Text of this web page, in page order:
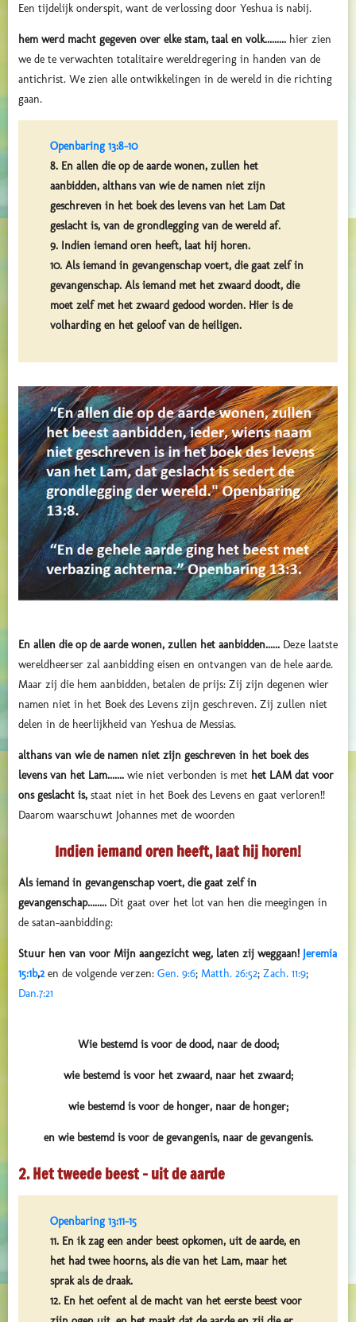
Een tijdelijk onderspit, want de verlossing door Yeshua is nabij.
hem werd macht gegeven over elke stam, taal en volk......... hier zien
we de te verwachten totalitaire wereldregering in handen van de
antichrist. We zien alle ontwikkelingen in de wereld in die richting
gaan.
Openbaring 13:8-10
8. En allen die op de aarde wonen, zullen het
aanbidden, althans van wie de namen niet zijn
geschreven in het boek des levens van het Lam Dat
geslacht is, van de grondlegging van de wereld af.
9. Indien iemand oren heeft, laat hij horen.
10. Als iemand in gevangenschap voert, die gaat zelf in
gevangenschap. Als iemand met het zwaard doodt, die
moet zelf met het zwaard gedood worden. Hier is de
volharding en het geloof van de heiligen.
En allen die op de aarde wonen, zullen het aanbidden...... Deze laatste
wereldheerser zal aanbidding eisen en ontvangen van de hele aarde.
Maar zij die hem aanbidden, betalen de prijs: Zij zijn degenen wier
namen niet in het Boek des Levens zijn geschreven. Zij zullen niet
delen in de heerlijkheid van Yeshua de Messias.
althans van wie de namen niet zijn geschreven in het boek des
levens van het Lam....... wie niet verbonden is met het LAM dat voor
ons geslacht is, staat niet in het Boek des Levens en gaat verloren!!
Daarom waarschuwt Johannes met de woorden
Indien iemand oren heeft, laat hij horen!
Als iemand in gevangenschap voert, die gaat zelf in
gevangenschap........ Dit gaat over het lot van hen die meegingen in
de satan-aanbidding:
Stuur hen van voor Mijn aangezicht weg, laten zij weggaan! Jeremia
15:1b,2 en de volgende verzen: Gen. 9:6; Matth. 26:52; Zach. 11:9;
Dan.7:21
Wie bestemd isvoor de dood, naar de dood;
wie bestemd isvoor het zwaard, naar het zwaard;
wie bestemd isvoor de honger, naar de honger;
en wie bestemd isvoor de gevangenis, naar de gevangenis.
2. Het tweede beest – uit de aarde
Openbaring 13:11-15
11. En ik zag een ander beest opkomen, uit de aarde, en
het had twee hoorns, als die van het Lam, maar het
sprak als de draak.
12. En het oefent al de macht van het eerste beest voor